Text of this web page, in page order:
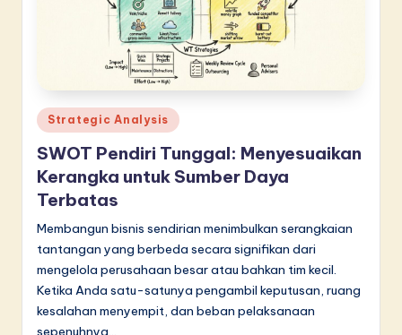
Posted
in
Strategic Analysis
SWOT Pendiri Tunggal: Menyesuaikan
Kerangka untuk Sumber Daya
Terbatas
Membangun bisnis sendirian menimbulkan serangkaian
tantangan yang berbeda secara signifikan dari
mengelola perusahaan besar atau bahkan tim kecil.
Ketika Anda satu-satunya pengambil keputusan, ruang
kesalahan menyempit, dan beban pelaksanaan
sepenuhnya…